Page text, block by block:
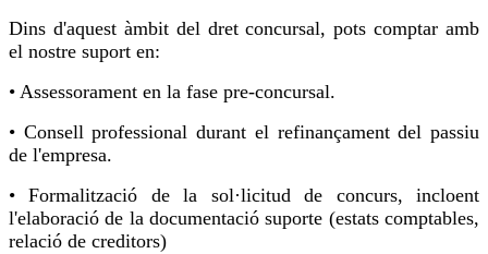
Dins d'aquest àmbit del dret concursal, pots comptar amb
el nostre suport en:
• Assessorament en la fase pre-concursal.
• Consell professional durant el refinançament del passiu
de l'empresa.
• Formalització de la sol·licitud de concurs, incloent
l'elaboració de la documentació suporte (estats comptables,
relació de creditors)